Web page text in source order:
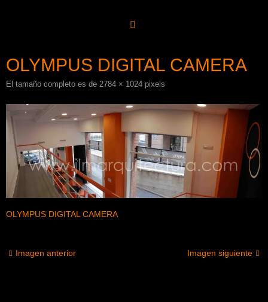
OLYMPUS DIGITAL CAMERA
El tamaño completo es de 2784 × 1024 pixels
OLYMPUS DIGITAL CAMERA
Imagen anterior Imagen siguiente